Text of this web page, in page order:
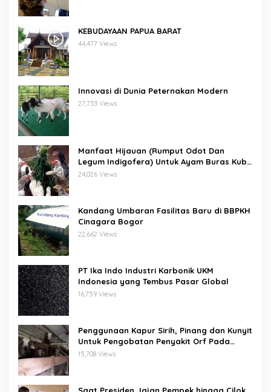
KEBUDAYAAN PAPUA BARAT
44,477 Views
Innovasi di Dunia Peternakan Modern
27,753 Views
Manfaat Hijauan (Rumput Odot Dan
Legum Indigofera) Untuk Ayam Buras Kub
Dan Sensi
24,026 Views
Kandang Umbaran Fasilitas Baru di BBPKH
Cinagara Bogor
22,662 Views
PT Ika Indo Industri Karbonik UKM
Indonesia yang Tembus Pasar Global
16,759 Views
Penggunaan Kapur Sirih, Pinang dan Kunyit
Untuk Pengobatan Penyakit Orf Pada
Domba/Kambing
15,708 Views